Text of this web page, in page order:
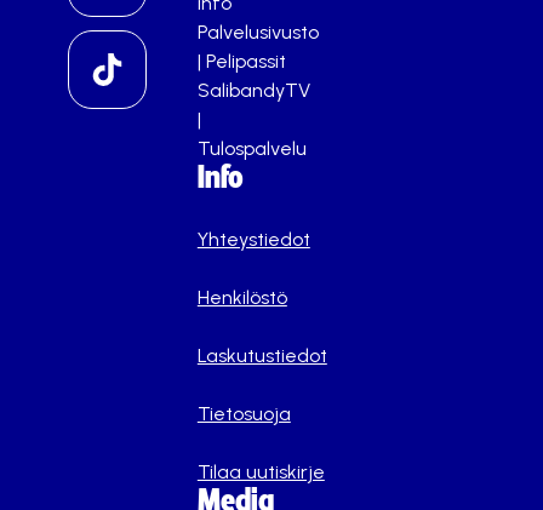
Palvelusivusto
| Pelipassit
SalibandyTV
|
Tulospalvelu
Info
Yhteystiedot
Henkilöstö
Laskutustiedot
Tietosuoja
Tilaa uutiskirje
Media